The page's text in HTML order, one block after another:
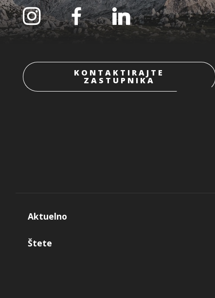
KONTAKTIRAJTE
ZASTUPNIKA
Aktuelno
Štete